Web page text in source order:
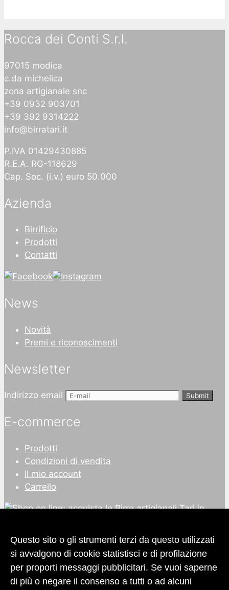
Rocca dei Conti S.r.l.
97015 modica
c.da michelica
zona artigianale snc
+39 0932 903701
+39 392 9314222
info@birratari.it
P.IVA 01429430885
R.E.A. RG-118629
Cap. Soc. (i.v.) euro 50.000
Azienda
Birrificio
Prodotti
Contatti
News
Novità
Premi e riconoscimenti
Newsletter
Indirizzo email Submit
E-commerce
Prodotti
Condizioni di vendita
Il mio account
Carrello
Questo sito o gli strumenti terzi da questo utilizzati
si avvalgono di cookie statistisci e di profilazione
per proporti messaggi pubblicitari. Se vuoi saperne
di più o negare il consenso a tutti o ad alcuni